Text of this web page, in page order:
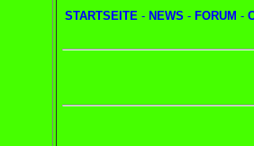
STARTSEITE - NEWS - FORUM -